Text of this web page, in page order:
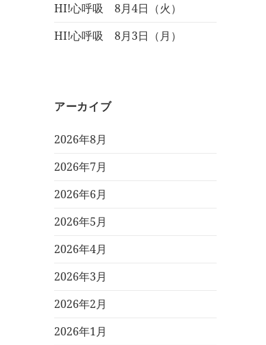
HI!心呼吸 8月4日（火）
HI!心呼吸 8月3日（月）
アーカイブ
2026年8月
2026年7月
2026年6月
2026年5月
2026年4月
2026年3月
2026年2月
2026年1月